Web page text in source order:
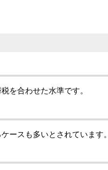
を合わせた水準です。
ースも多いとされています。